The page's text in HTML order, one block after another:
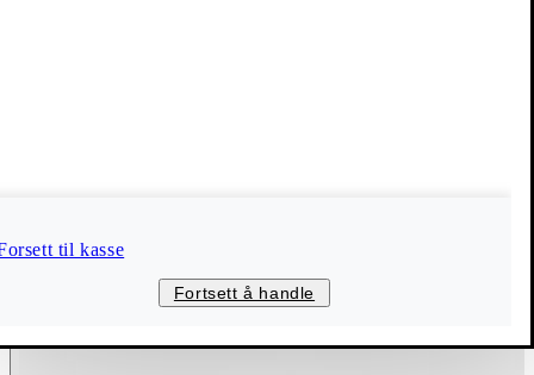
til kasse
Fortsett å handle